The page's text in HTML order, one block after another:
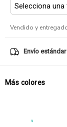
Vendido y
Envío
Más colores